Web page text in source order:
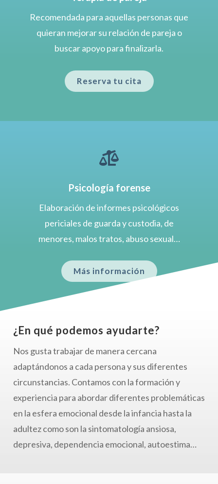
Recomendada para aquellas personas que
quieran mejorar su relación de pareja o
buscar apoyo para finalizarla.
Reserva tu cita

Psicología forense
Elaboración de informes psicológicos
periciales de guarda y custodia, de
menores, malos tratos, abuso sexual…
Más información
¿En qué podemos ayudarte?
Nos gusta trabajar de manera cercana
adaptándonos a cada persona y sus diferentes
circunstancias. Contamos con la formación y
experiencia para abordar diferentes problemáticas
en la esfera emocional desde la infancia hasta la
adultez como son la sintomatología ansiosa,
depresiva, dependencia emocional, autoestima…